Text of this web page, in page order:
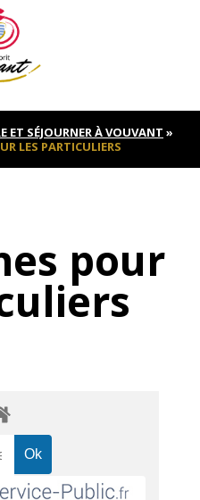
ET SÉJOURNER À VOUVANT »
LES PARTICULIERS
pour